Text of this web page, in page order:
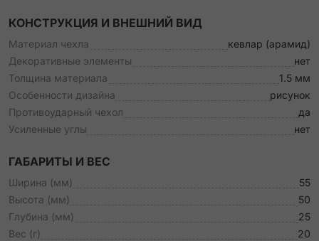
КОНСТРУКЦИЯ И ВНЕШНИЙ ВИД
Материал чехла
кевлар (арамид)
Декоративные элементы
нет
Толщина материала
1.5 мм
Особенности дизайна
рисунок
Противоударный чехол
да
Усиленные углы
нет
ГАБАРИТЫ И ВЕС
Ширина (мм)
55
Высота (мм)
50
Глубина (мм)
25
Вес (г)
20